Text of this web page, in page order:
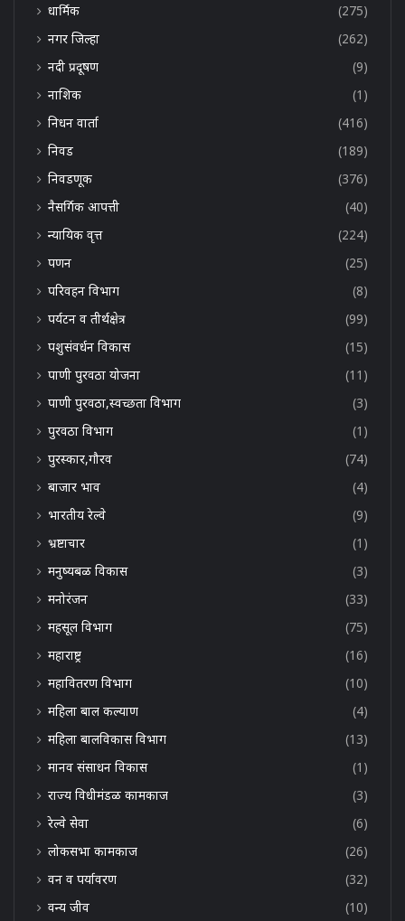
धार्मिक
(275)
नगर जिल्हा
(262)
नदी प्रदूषण
(9)
नाशिक
(1)
निधन वार्ता
(416)
निवड
(189)
निवडणूक
(376)
नैसर्गिक आपत्ती
(40)
न्यायिक वृत्त
(224)
पणन
(25)
परिवहन विभाग
(8)
पर्यटन व तीर्थक्षेत्र
(99)
पशुसंवर्धन विकास
(15)
पाणी पुरवठा योजना
(11)
पाणी पुरवठा,स्वच्छता विभाग
(3)
पुरवठा विभाग
(1)
पुरस्कार,गौरव
(74)
बाजार भाव
(4)
भारतीय रेल्वे
(9)
भ्रष्टाचार
(1)
मनुष्यबळ विकास
(3)
मनोरंजन
(33)
महसूल विभाग
(75)
महाराष्ट्र
(16)
महावितरण विभाग
(10)
महिला बाल कल्याण
(4)
महिला बालविकास विभाग
(13)
मानव संसाधन विकास
(1)
राज्य विधीमंडळ कामकाज
(3)
रेल्वे सेवा
(6)
लोकसभा कामकाज
(26)
वन व पर्यावरण
(32)
वन्य जीव
(10)